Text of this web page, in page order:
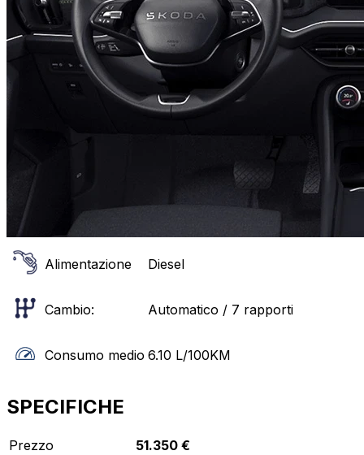
Alimentazione Diesel
Cambio: Automatico / 7 rapporti
Consumo medio 6.10 L/100KM
SPECIFICHE
Prezzo
51.350 €